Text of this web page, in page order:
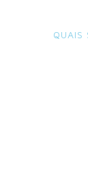
QUAIS